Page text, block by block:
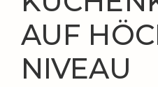
AUF
NIVEAU